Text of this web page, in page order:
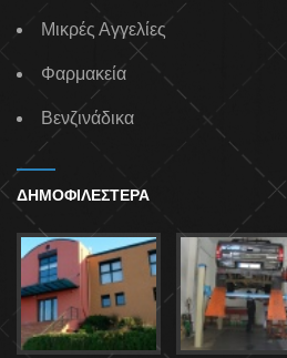
Μικρές Αγγελίες
Φαρμακεία
Βενζινάδικα
ΔΗΜΟΦΙΛΕΣΤΕΡΑ